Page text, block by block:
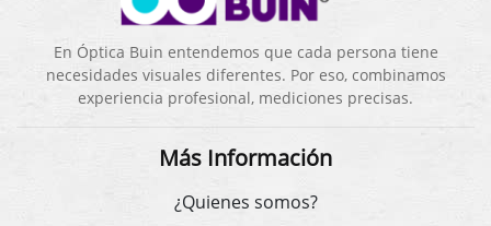
En Óptica Buin entendemos que cada persona tiene
necesidades visuales diferentes. Por eso, combinamos
experiencia profesional, mediciones precisas.
Más Información
¿Quienes somos?